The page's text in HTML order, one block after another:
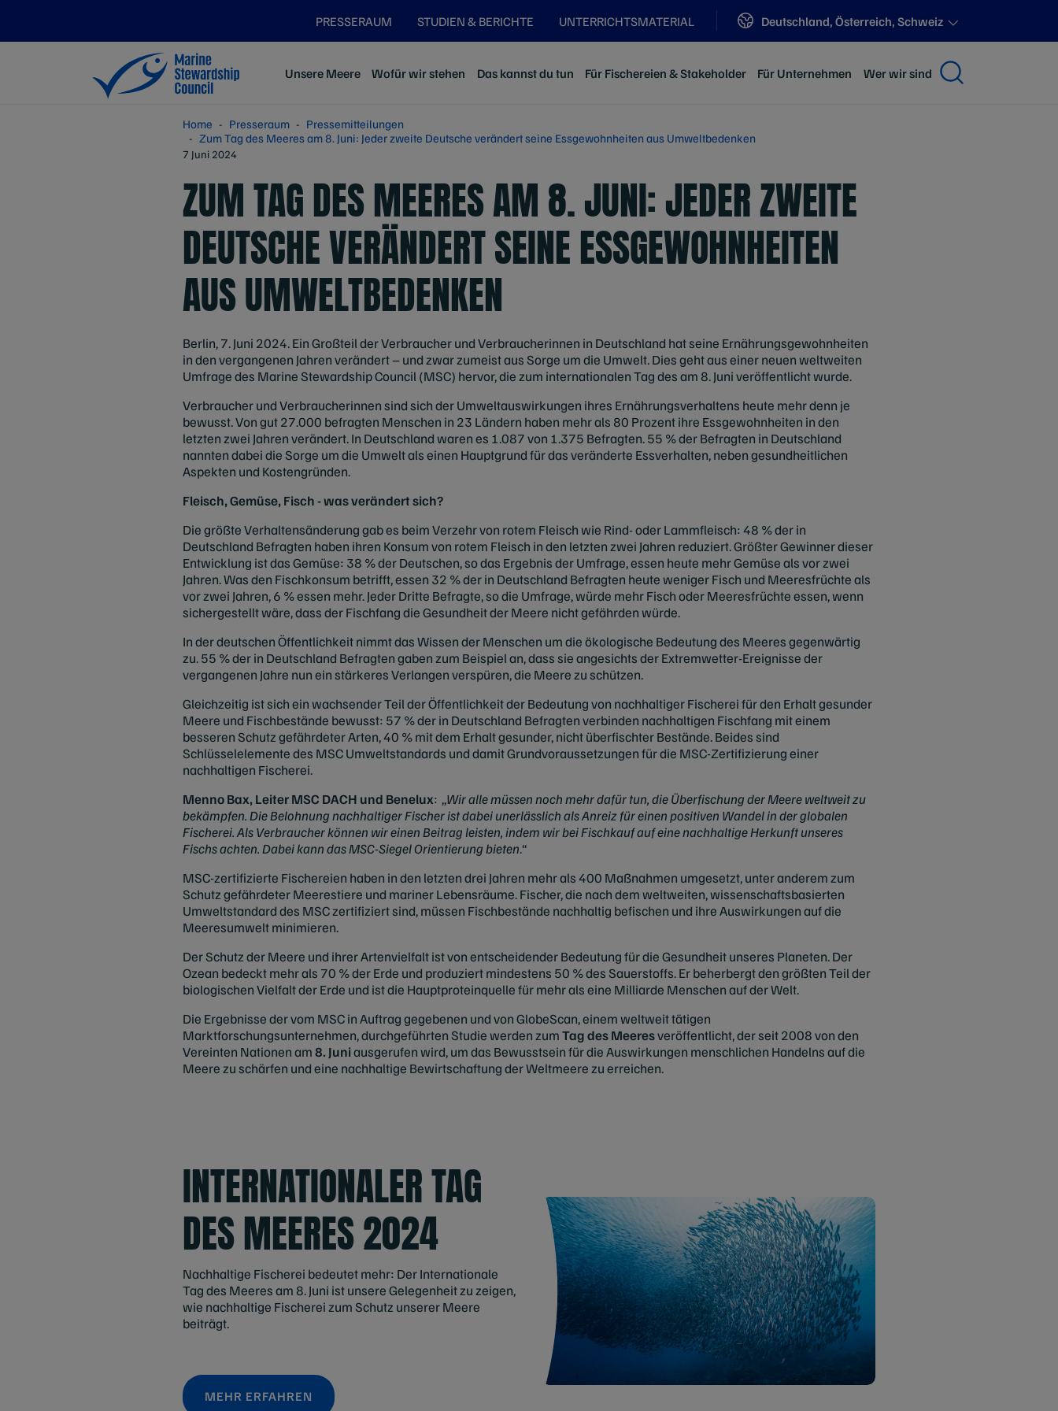
PRESSERAUM STUDIEN & BERICHTE UNTERRICHTSMATERIAL Sites
Deutschland, Österreich, Schweiz
Unsere Meere Wofür wir stehen Das kannst du tun Für Fischereien & Stakeholder Für Unternehmen Wer wir sind
Home Presseraum
Pressemitteilungen
Zum Tag des Meeres am 8. Juni: Jeder zweite Deutsche verändert seine Essgewohnheiten aus Umweltbedenken
7 Juni 2024
ZUM TAG DES MEERES AM 8. JUNI: JEDER ZWEITE
DEUTSCHE VERÄNDERT SEINE ESSGEWOHNHEITEN
AUS UMWELTBEDENKEN
Berlin, 7. Juni 2024. Ein Großteil der Verbraucher und Verbraucherinnen in Deutschland hat seine Ernährungsgewohnheiten
in den vergangenen Jahren verändert – und zwar zumeist aus Sorge um die Umwelt. Dies geht aus einer neuen weltweiten
Umfrage des Marine Stewardship Council (MSC) hervor, die zum internationalen Tag des am 8. Juni veröffentlicht wurde.
Verbraucher und Verbraucherinnen sind sich der Umweltauswirkungen ihres Ernährungsverhaltens heute mehr denn je
bewusst. Von gut 27.000 befragten Menschen in 23 Ländern haben mehr als 80 Prozent ihre Essgewohnheiten in den
letzten zwei Jahren verändert. In Deutschland waren es 1.087 von 1.375 Befragten. 55 % der Befragten in Deutschland
nannten dabei die Sorge um die Umwelt als einen Hauptgrund für das veränderte Essverhalten, neben gesundheitlichen
Aspekten und Kostengründen.
Fleisch, Gemüse, Fisch - was verändert sich?
Die größte Verhaltensänderung gab es beim Verzehr von rotem Fleisch wie Rind- oder Lammfleisch: 48 % der in
Deutschland Befragten haben ihren Konsum von rotem Fleisch in den letzten zwei Jahren reduziert. Größter Gewinner dieser
Entwicklung ist das Gemüse: 38 % der Deutschen, so das Ergebnis der Umfrage, essen heute mehr Gemüse als vor zwei
Jahren. Was den Fischkonsum betrifft, essen 32 % der in Deutschland Befragten heute weniger Fisch und Meeresfrüchte als
vor zwei Jahren, 6 % essen mehr. Jeder Dritte Befragte, so die Umfrage, würde mehr Fisch oder Meeresfrüchte essen, wenn
sichergestellt wäre, dass der Fischfang die Gesundheit der Meere nicht gefährden würde.
In der deutschen Öffentlichkeit nimmt das Wissen der Menschen um die ökologische Bedeutung des Meeres gegenwärtig
zu. 55 % der in Deutschland Befragten gaben zum Beispiel an, dass sie angesichts der Extremwetter-Ereignisse der
vergangenen Jahre nun ein stärkeres Verlangen verspüren, die Meere zu schützen.
Gleichzeitig ist sich ein wachsender Teil der Öffentlichkeit der Bedeutung von nachhaltiger Fischerei für den Erhalt gesunder
Meere und Fischbestände bewusst: 57 % der in Deutschland Befragten verbinden nachhaltigen Fischfang mit einem
besseren Schutz gefährdeter Arten, 40 % mit dem Erhalt gesunder, nicht überfischter Bestände. Beides sind
Schlüsselelemente des MSC Umweltstandards und damit Grundvoraussetzungen für die MSC-Zertifizierung einer
nachhaltigen Fischerei.
Menno Bax, Leiter MSC DACH und Benelux: „Wir alle müssen noch mehr dafür tun, die Überfischung der Meere weltweit zu
bekämpfen. Die Belohnung nachhaltiger Fischer ist dabei unerlässlich als Anreiz für einen positiven Wandel in der globalen
Fischerei. Als Verbraucher können wir einen Beitrag leisten, indem wir bei Fischkauf auf eine nachhaltige Herkunft unseres
Fischs achten. Dabei kann das MSC-Siegel Orientierung bieten.“
MSC-zertifizierte Fischereien haben in den letzten drei Jahren mehr als 400 Maßnahmen umgesetzt, unter anderem zum
Schutz gefährdeter Meerestiere und mariner Lebensräume. Fischer, die nach dem weltweiten, wissenschaftsbasierten
Umweltstandard des MSC zertifiziert sind, müssen Fischbestände nachhaltig befischen und ihre Auswirkungen auf die
Meeresumwelt minimieren.
Der Schutz der Meere und ihrer Artenvielfalt ist von entscheidender Bedeutung für die Gesundheit unseres Planeten. Der
Ozean bedeckt mehr als 70 % der Erde und produziert mindestens 50 % des Sauerstoffs. Er beherbergt den größten Teil der
biologischen Vielfalt der Erde und ist die Hauptproteinquelle für mehr als eine Milliarde Menschen auf der Welt.
Die Ergebnisse der vom MSC in Auftrag gegebenen und von GlobeScan, einem weltweit tätigen
Marktforschungsunternehmen, durchgeführten Studie werden zumTag des Meeresveröffentlicht, der seit 2008 von den
Vereinten Nationen am8. Juniausgerufen wird, um das Bewusstsein für die Auswirkungen menschlichen Handelns auf die
Meere zu schärfen und eine nachhaltige Bewirtschaftung der Weltmeere zu erreichen.
INTERNATIONALER TAG
DES MEERES 2024
Nachhaltige Fischerei bedeutet mehr: Der Internationale
Tag des Meeres am 8. Juni ist unsere Gelegenheit zu zeigen,
wie nachhaltige Fischerei zum Schutz unserer Meere
beiträgt.
MEHR ERFAHREN